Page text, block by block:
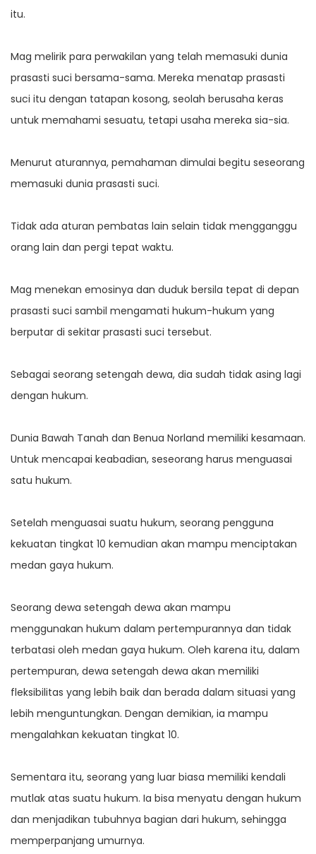
itu.
Mag melirik para perwakilan yang telah memasuki dunia
prasasti suci bersama-sama. Mereka menatap prasasti
suci itu dengan tatapan kosong, seolah berusaha keras
untuk memahami sesuatu, tetapi usaha mereka sia-sia.
Menurut aturannya, pemahaman dimulai begitu seseorang
memasuki dunia prasasti suci.
Tidak ada aturan pembatas lain selain tidak mengganggu
orang lain dan pergi tepat waktu.
Mag menekan emosinya dan duduk bersila tepat di depan
prasasti suci sambil mengamati hukum-hukum yang
berputar di sekitar prasasti suci tersebut.
Sebagai seorang setengah dewa, dia sudah tidak asing lagi
dengan hukum.
Dunia Bawah Tanah dan Benua Norland memiliki kesamaan.
Untuk mencapai keabadian, seseorang harus menguasai
satu hukum.
Setelah menguasai suatu hukum, seorang pengguna
kekuatan tingkat 10 kemudian akan mampu menciptakan
medan gaya hukum.
Seorang dewa setengah dewa akan mampu
menggunakan hukum dalam pertempurannya dan tidak
terbatasi oleh medan gaya hukum. Oleh karena itu, dalam
pertempuran, dewa setengah dewa akan memiliki
fleksibilitas yang lebih baik dan berada dalam situasi yang
lebih menguntungkan. Dengan demikian, ia mampu
mengalahkan kekuatan tingkat 10.
Sementara itu, seorang yang luar biasa memiliki kendali
mutlak atas suatu hukum. Ia bisa menyatu dengan hukum
dan menjadikan tubuhnya bagian dari hukum, sehingga
memperpanjang umurnya.